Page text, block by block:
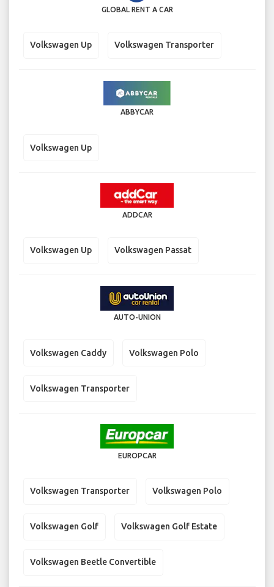
GLOBAL RENT A CAR
Volkswagen Up Volkswagen Transporter
ABBYCAR
Volkswagen Up
ADDCAR
Volkswagen Up Volkswagen Passat
AUTO-UNION
Volkswagen Caddy Volkswagen Polo
Volkswagen Transporter
EUROPCAR
Volkswagen Transporter Volkswagen Polo
Volkswagen Golf Volkswagen Golf Estate
Volkswagen Beetle Convertible